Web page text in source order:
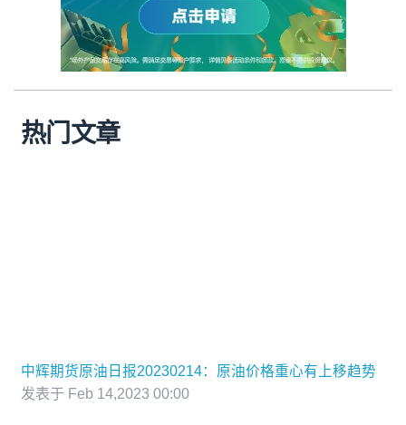
热门文章
中辉期货原油日报20230214：原油价格重心有上移趋势
发表于 Feb 14,2023 00:00